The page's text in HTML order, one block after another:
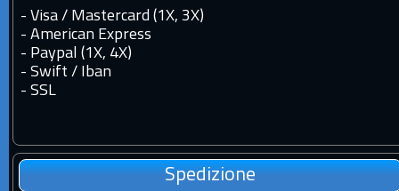
- Visa / Mastercard (1X, 3X)
- American Express
- Paypal (1X, 4X)
- Swift / Iban
- SSL
Spedizione